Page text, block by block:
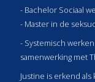
- Bachelor Sociaal
- Master in de
- Systemisch
samenwerking met
Justine is erkend